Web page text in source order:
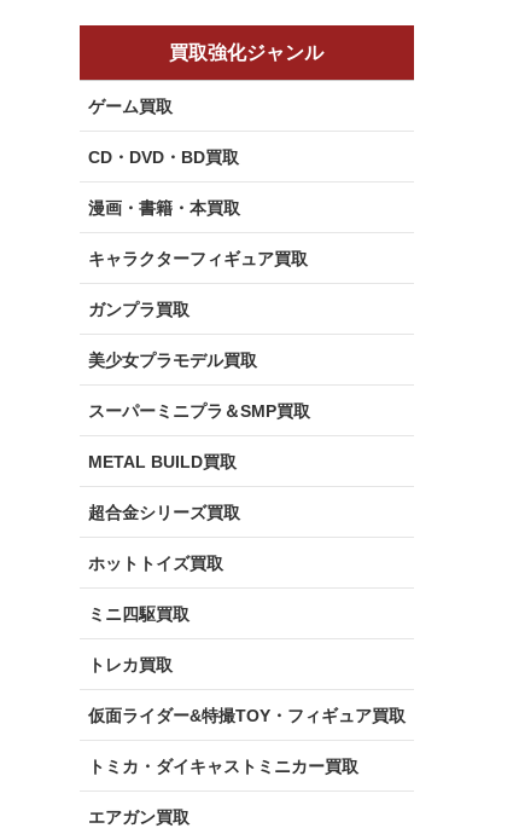
買取強化ジャンル
ゲーム買取
CD・DVD・BD買取
漫画・書籍・本買取
キャラクターフィギュア買取
ガンプラ買取
美少女プラモデル買取
スーパーミニプラ＆SMP買取
METAL BUILD買取
超合金シリーズ買取
ホットトイズ買取
ミニ四駆買取
トレカ買取
仮面ライダー&特撮TOY・フィギュア買取
トミカ・ダイキャストミニカー買取
エアガン買取